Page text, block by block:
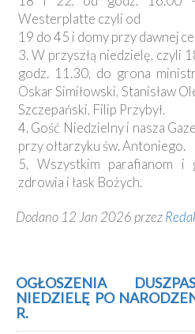
Westerplatte czyli od
19 do 45 i domy przy dawnej
3. W przyszłą niedzielę, czyli
godz. 11.30, do grona
Oskar Simiłowski, Stanisław
Szczepański, Filip Przybył.
4. Gość Niedzielny i nasza
przy ołtarzyku św. Antoniego.
5. Wszystkim parafianom i
zdrowia i łask Bożych.
Dodano 12 Jan 2026 przez
OGŁOSZENIA
NIEDZIELĘ PO
R.